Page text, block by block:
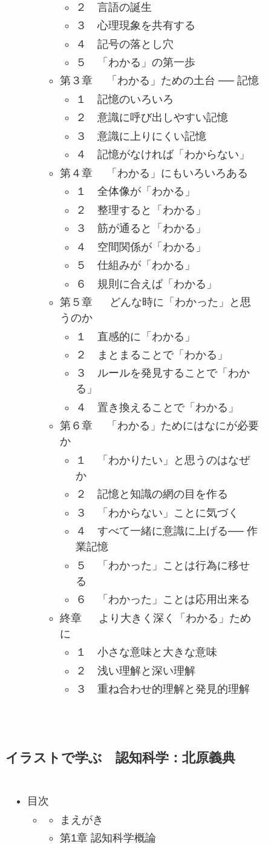
２ 言語の誕生
３ 心理現象を共有する
４ 記号の落とし穴
５ 「わかる」の第一歩
第３章 「わかる」ための土台 ── 記憶
１ 記憶のいろいろ
２ 意識に呼び出しやすい記憶
３ 意識に上りにくい記憶
４ 記憶がなければ「わからない」
第４章 「わかる」にもいろいろある
１ 全体像が「わかる」
２ 整理すると「わかる」
３ 筋が通ると「わかる」
４ 空間関係が「わかる」
５ 仕組みが「わかる」
６ 規則に合えば「わかる」
第５章 どんな時に「わかった」と思
うのか
１ 直感的に「わかる」
２ まとまることで「わかる」
３ ルールを発見することで「わか
る」
４ 置き換えることで「わかる」
第６章 「わかる」ためにはなにが必要
か
１ 「わかりたい」と思うのはなぜ
か
２ 記憶と知識の網の目を作る
３ 「わからない」ことに気づく
４ すべて一緒に意識に上げる── 作
業記憶
５ 「わかった」ことは行為に移せ
る
６ 「わかった」ことは応用出来る
終章 より大きく深く「わかる」ため
に
１ 小さな意味と大きな意味
２ 浅い理解と深い理解
３ 重ね合わせ的理解と発見的理解
イラストで学ぶ 認知科学：北原義典
目次
まえがき
第1章 認知科学概論